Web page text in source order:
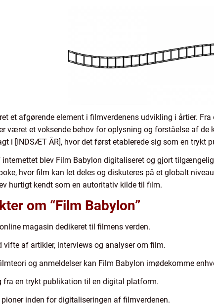
et afgørende element i filmverdenens udvikling i årtier.
været et voksende behov for oplysning og forståelse af
i [INDSÆT ÅR], hvor det først etablerede sig som en trykt
blev Film Babylon digitaliseret og gjort
hvor film kan let deles og diskuteres på et globalt
hurtigt kendt som en autoritativ kilde til film.
om “Film Babylon”
magasin dedikeret til filmens verden.
vifte af artikler, interviews og analyser om film.
og anmeldelser kan Film Babylon imødekomme
fra en trykt publikation til en digital platform.
inden for digitaliseringen af filmverdenen.